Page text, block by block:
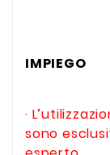
IMPIEGO
·
sono